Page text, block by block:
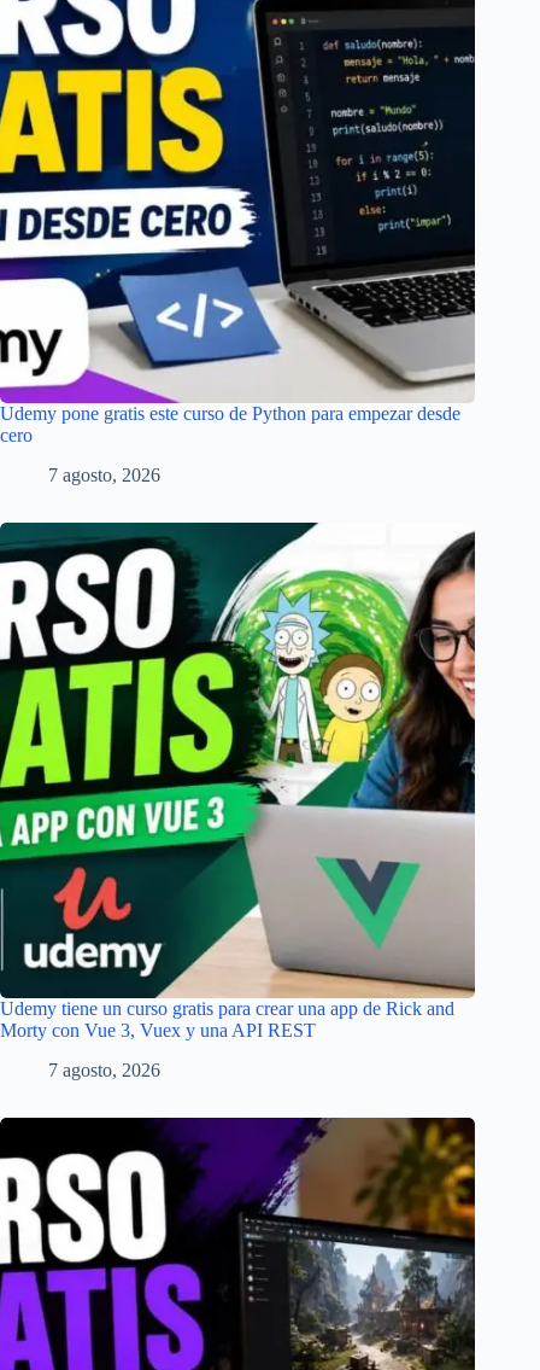
Udemy pone gratis este curso de Python para empezar desde
cero
7 agosto, 2026
Udemy tiene un curso gratis para crear una app de Rick and
Morty con Vue 3, Vuex y una API REST
7 agosto, 2026